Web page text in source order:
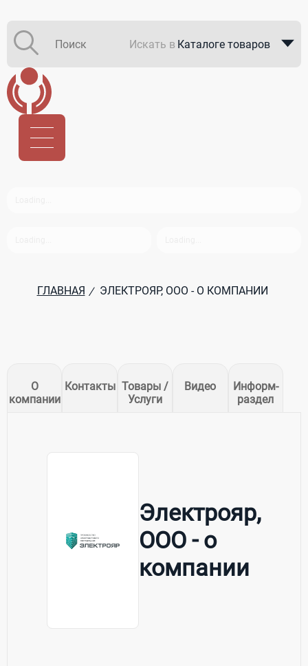
Искать в Каталоге товаров
ГЛАВНАЯ / ЭЛЕКТРОЯР, ООО - О КОМПАНИИ
О
компании
Контакты Товары /
Услуги
Видео
Информ-
раздел
Электрояр,
ООО - о
компании